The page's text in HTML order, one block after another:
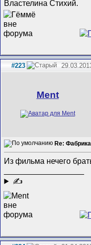
Властелина Стихий.
#223
Ment
Re:
Из фильма нечего
✍